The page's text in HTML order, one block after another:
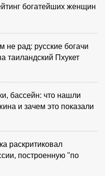
богатейших женщин
не рад: русские богачи
таиландский Пхукет
бассейн: что нашли
и зачем это показали
раскритиковал
построенную "по